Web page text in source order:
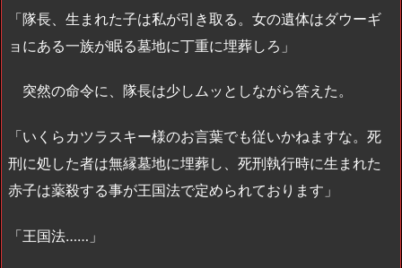
「隊長、生まれた子は私が引き取る。女の遺体はダウーギ
ョにある一族が眠る墓地に丁重に埋葬しろ」
突然の命令に、隊長は少しムッとしながら答えた。
「いくらカツラスキー様のお言葉でも従いかねますな。死
刑に処した者は無縁墓地に埋葬し、死刑執行時に生まれた
赤子は薬殺する事が王国法で定められております」
「王国法……」